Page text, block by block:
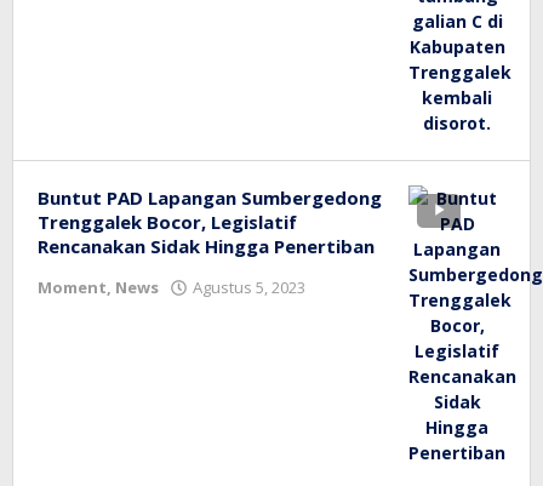
Buntut PAD Lapangan Sumbergedong
Trenggalek Bocor, Legislatif
Rencanakan Sidak Hingga Penertiban
Moment, News Agustus 5, 2023